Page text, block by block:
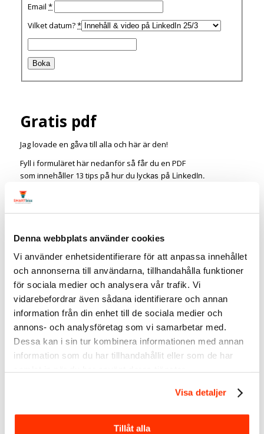
Denna webbplats använder cookies
Vi använder enhetsidentifierare för att anpassa innehållet
och annonserna till användarna, tillhandahålla funktioner
för sociala medier och analysera vår trafik. Vi
vidarebefordrar även sådana identifierare och annan
information från din enhet till de sociala medier och
annons- och analysföretag som vi samarbetar med.
Dessa kan i sin tur kombinera informationen med annan
information som du har tillhandahållit eller som de har
Visa detaljer
Tillåt alla
Email*
Vilket datum?*
Gratis pdf
Jag lovade en gåva till alla och här är den!
Fyll i formuläret här nedanför så får du en PDF
som innehåller 13 tips på hur du lyckas på LinkedIn.
Guiden är på 12 sidor och är fullmatad med många konkreta
Dessutom får du flera frågor som du kan ställa dig själv för att
Samtidigt som du hämtar PDF:en blir du prenumerant på mitt
nyhetsbrev som är fullt med nyheter, läsvärda artiklar samt
tips & trix.
Om du redan kan allt eller kunskapen du får
inte passar dig kan du enkelt välja att avsluta
prenumerationen.
Här hämtar du din pdf.